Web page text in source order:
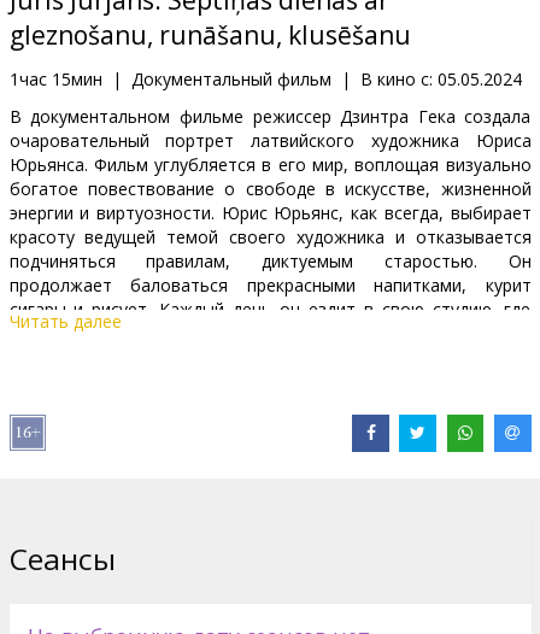
gleznošanu, runāšanu, klusēšanu
1час 15мин | Документальный фильм | В кино с: 05.05.2024
В документальном фильме режиссер Дзинтра Гека создала
очаровательный портрет латвийского художника Юриса
Юрьянса. Фильм углубляется в его мир, воплощая визуально
богатое повествование о свободе в искусстве, жизненной
энергии и виртуозности. Юрис Юрьянс, как всегда, выбирает
красоту ведущей темой своего художника и отказывается
подчиняться правилам, диктуемым старостью. Он
продолжает баловаться прекрасными напитками, курит
сигары и рисует. Каждый день он ездит в свою студию, где
находит утешение в своих полотнах.
Дистрибьютор:
Читать далее
Сеансы